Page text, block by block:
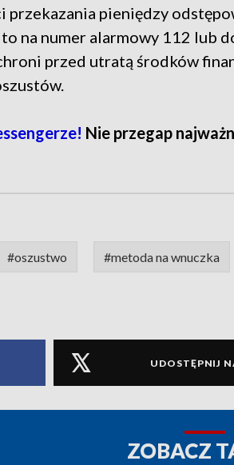
pieniędzy
na numer alarmowy 112 lub
przed utratą środków
Nie przegap
#oszustwo #metoda na wnuczka
UDOSTĘPNIJ
ZOBACZ